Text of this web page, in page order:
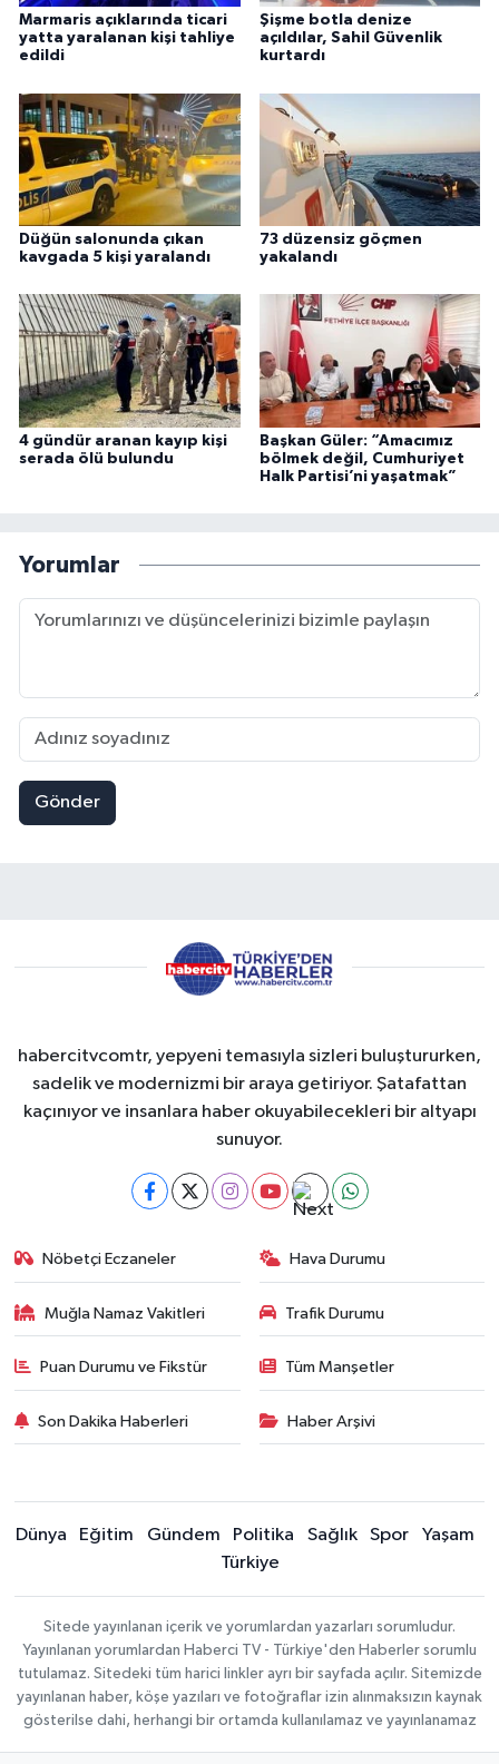
Marmaris açıklarında ticari
yatta yaralanan kişi tahliye
edildi
Şişme botla denize
açıldılar, Sahil Güvenlik
kurtardı
Düğün salonunda çıkan
kavgada 5 kişi yaralandı
73 düzensiz göçmen
yakalandı
4 gündür aranan kayıp kişi
serada ölü bulundu
Başkan Güler: “Amacımız
bölmek değil, Cumhuriyet
Halk Partisi’ni yaşatmak”
Yorumlar
Gönder
habercitvcomtr, yepyeni temasıyla sizleri buluştururken,
sadelik ve modernizmi bir araya getiriyor. Şatafattan
kaçınıyor ve insanlara haber okuyabilecekleri bir altyapı
sunuyor.
Nöbetçi Eczaneler Hava Durumu
Muğla Namaz Vakitleri Trafik Durumu
Puan Durumu ve Fikstür Tüm Manşetler
Son Dakika Haberleri Haber Arşivi
Dünya Eğitim Gündem Politika Sağlık Spor
Yaşam
Türkiye
Sitede yayınlanan içerik ve yorumlardan yazarları sorumludur.
Yayınlanan yorumlardan Haberci TV - Türkiye'den Haberler sorumlu
tutulamaz. Sitedeki tüm harici linkler ayrı bir sayfada açılır. Sitemizde
yayınlanan haber, köşe yazıları ve fotoğraflar izin alınmaksızın kaynak
gösterilse dahi, herhangi bir ortamda kullanılamaz ve yayınlanamaz